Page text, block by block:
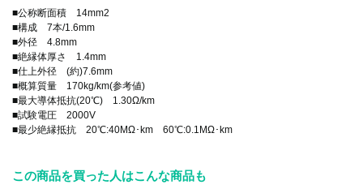
■公称断面積 14mm2
■構成 7本/1.6mm
■外径 4.8mm
■絶縁体厚さ 1.4mm
■仕上外径 (約)7.6mm
■概算質量 170kg/km(参考値)
■最大導体抵抗(20℃) 1.30Ω/km
■試験電圧 2000V
■最少絶縁抵抗 20℃:40MΩ･km 60℃:0.1MΩ･km
この商品を買った人はこんな商品も